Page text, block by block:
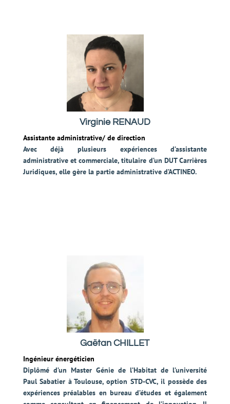
Virginie RENAUD
Assistante administrative/ de direction
Avec déjà plusieurs expériences d’assistante
administrative et commerciale, titulaire d’un DUT Carrières
Juridiques, elle gère la partie administrative d’ACTINEO.
Gaëtan CHILLET
Ingénieur énergéticien
Diplômé d’un Master Génie de l’Habitat de l’université
Paul Sabatier à Toulouse, option STD-CVC, il possède des
expériences préalables en bureau d’études et également